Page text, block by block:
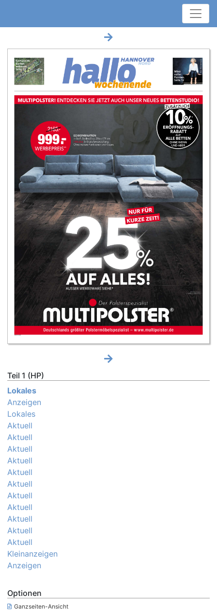
Teil 1 (HP)
Lokales
Anzeigen
Lokales
Aktuell
Aktuell
Aktuell
Aktuell
Aktuell
Aktuell
Aktuell
Aktuell
Aktuell
Aktuell
Aktuell
Kleinanzeigen
Anzeigen
Optionen
Ganzseiten-Ansicht